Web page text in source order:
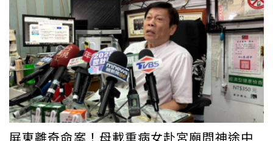
薦了曾馨瑩，意外促成這段豪門姻緣。後來曾馨瑩傳出喜訊
時，還特地到辦公室親自向他報喜，讓他送上滿滿祝福。更
多精彩內容請鎖定本週六晚間8點，於年代新聞50頻道播出
《聚焦2.0》。
的眼鏡到店內清洗，卻絲毫不會感到不好意思；更令人驚訝
的是，連許多外型打扮亮眼的女生，眼鏡上的污垢也是厚到
要用「挖」的程度。原PO直言，每天只需花短短兩分鐘，
用洗碗精清洗眼鏡，真的沒有想像中那麼困難。貼文曝光
後，立刻引發大批網友共鳴。有同行無奈表示，每次幫客人
清洗這種髒污不堪的眼鏡，都覺得自己的手髒到「不能要
了」；也有網友將該現象類比至智慧型手機，指出手機同樣
屬於貼身用品，甚至會被帶上床，但許多人回家知道要洗
澡、換衣服，卻從不順手擦拭手機，過去在電信業上班時，
屏東離奇命案！母載重病女赴宮廟問神途中